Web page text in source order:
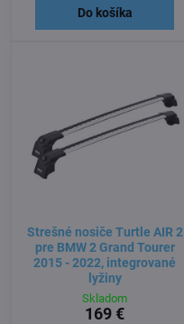
Do košíka
Strešné nosiče Turtle AIR 2
pre BMW 2 Grand Tourer
2015 - 2022, integrované
lyžiny
Skladom
169 €